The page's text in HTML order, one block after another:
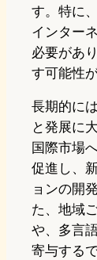
す。特に
インター
必要があ
す可能性
長期的に
と発展に
国際市場
促進し、
ョンの開
た、地域
や、多言
寄与する